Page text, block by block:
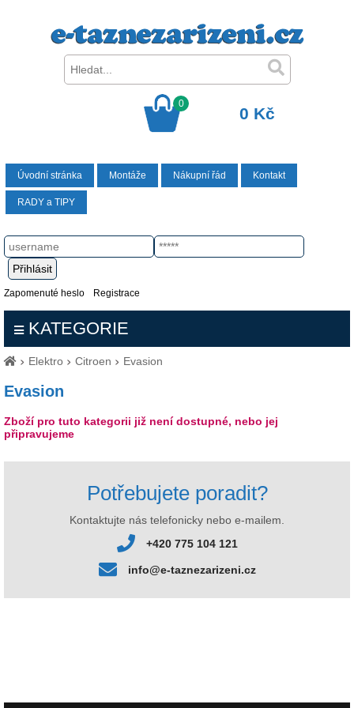
0
0 Kč
Úvodní stránka Montáže Nákupní řád Kontakt
RADY a TIPY
Zapomenuté heslo Registrace
KATEGORIE
Elektro Citroen Evasion
Evasion
Zboží pro tuto kategorii již není dostupné, nebo jej
připravujeme
Potřebujete poradit?
Kontaktujte nás telefonicky nebo e-mailem.
+420 775 104 121
info@e-taznezarizeni.cz